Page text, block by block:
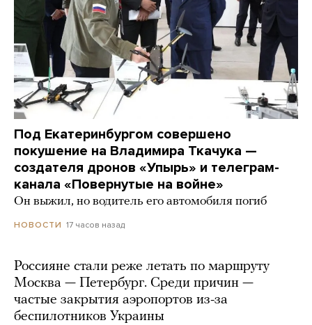
Под Екатеринбургом совершено
покушение на Владимира Ткачука —
создателя дронов «Упырь» и телеграм-
канала «Повернутые на войне»
Он выжил, но водитель его автомобиля погиб
НОВОСТИ 17 часов назад
Россияне стали реже летать по маршруту
Москва — Петербург. Среди причин —
частые закрытия аэропортов из-за
беспилотников Украины